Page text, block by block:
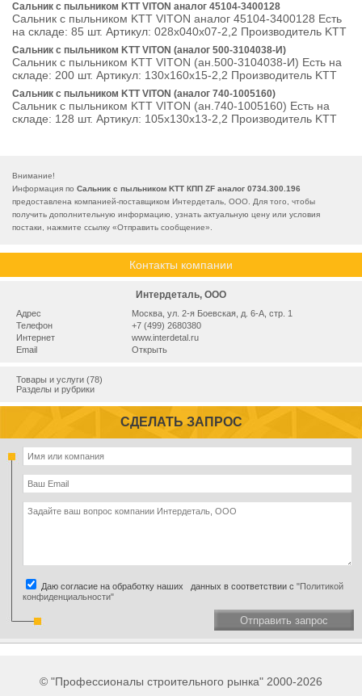
Сальник с пыльником KTT VITON аналог 45104-3400128
Сальник с пыльником KTT VITON аналог 45104-3400128 Есть
на складе: 85 шт. Артикул: 028х040х07-2,2 Производитель KTT
Сальник с пыльником KTT VITON (аналог 500-3104038-И)
Сальник с пыльником KTT VITON (ан.500-3104038-И) Есть на
складе: 200 шт. Артикул: 130х160х15-2,2 Производитель KTT
Сальник с пыльником KTT VITON (аналог 740-1005160)
Сальник с пыльником KTT VITON (ан.740-1005160) Есть на
складе: 128 шт. Артикул: 105х130х13-2,2 Производитель KTT
Внимание!
Информация по Сальник с пыльником KTT КПП ZF аналог 0734.300.196
предоставлена компанией-поставщиком Интердеталь, ООО. Для того, чтобы
получить дополнительную информацию, узнать актуальную цену или условия
постаки, нажмите ссылку «Отправить сообщение».
Контакты компании
Интердеталь, ООО
Адрес
Москва, ул. 2-я Боевская, д. 6-А, стр. 1
Телефон
+7 (499) 2680380
Интернет
www.interdetal.ru
Email
Открыть
Товары и услуги (78)
Разделы и рубрики
СДЕЛАТЬ ЗАПРОС
Даю согласие на обработку наших данных в соответствии с "Политикой
конфиденциальности"
Отправить запрос
© "Профессионалы строительного рынка" 2000-2026